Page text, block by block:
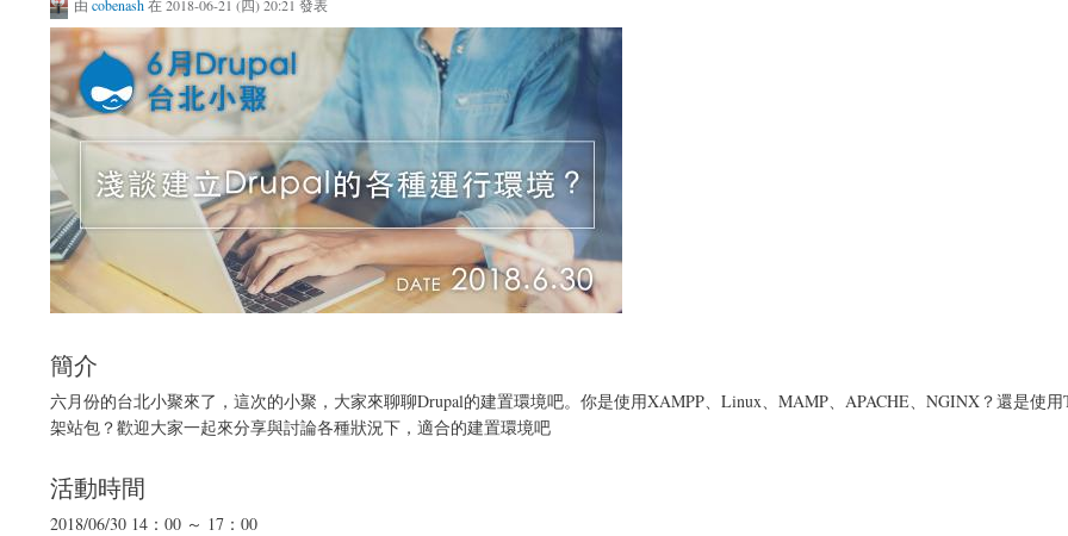
由 cobenash在 2018-06-21 (四) 20:21 發表
簡介
六月份的台北小聚來了，這次的小聚，大家來聊聊Drupal的建置環境吧。你是使用XAMPP、Linux、MAMP、APACHE、NGINX？還是使用
架站包？歡迎大家一起來分享與討論各種狀況下，適合的建置環境吧
活動時間
2018/06/30 14：00 ～ 17：00